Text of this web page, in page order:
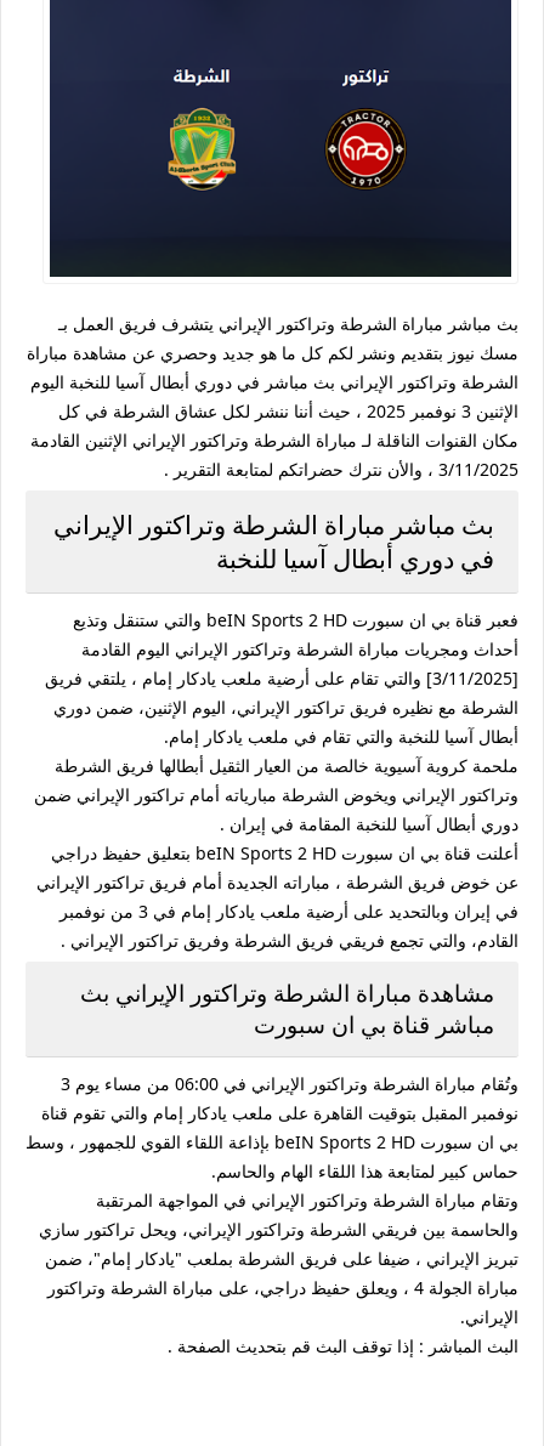
بث مباشر مباراة الشرطة وتراكتور الإيراني يتشرف فريق العمل بـ
مسك نيوز بتقديم ونشر لكم كل ما هو جديد وحصري عن مشاهدة مباراة
الشرطة وتراكتور الإيراني بث مباشر في دوري أبطال آسيا للنخبة اليوم
الإثنين 3 نوفمبر 2025 ، حيث أننا ننشر لكل عشاق الشرطة في كل
مكان القنوات الناقلة لـ مباراة الشرطة وتراكتور الإيراني الإثنين القادمة
3/11/2025 ، والأن نترك حضراتكم لمتابعة التقرير .
بث مباشر مباراة الشرطة وتراكتور الإيراني
في دوري أبطال آسيا للنخبة
فعبر قناة بي ان سبورت beIN Sports 2 HD والتي ستنقل وتذيع
أحداث ومجريات مباراة الشرطة وتراكتور الإيراني اليوم القادمة
[3/11/2025] والتي تقام على أرضية ملعب يادكار إمام ، يلتقي فريق
الشرطة مع نظيره فريق تراكتور الإيراني، اليوم الإثنين، ضمن دوري
أبطال آسيا للنخبة والتي تقام في ملعب يادكار إمام.
ملحمة كروية آسيوية خالصة من العيار الثقيل أبطالها فريق الشرطة
وتراكتور الإيراني ويخوض الشرطة مبارياته أمام تراكتور الإيراني ضمن
دوري أبطال آسيا للنخبة المقامة في إيران .
أعلنت قناة بي ان سبورت beIN Sports 2 HD بتعليق حفيظ دراجي
عن خوض فريق الشرطة ، مباراته الجديدة أمام فريق تراكتور الإيراني
في إيران وبالتحديد على أرضية ملعب يادكار إمام في 3 من نوفمبر
القادم، والتي تجمع فريقي فريق الشرطة وفريق تراكتور الإيراني .
مشاهدة مباراة الشرطة وتراكتور الإيراني بث
مباشر قناة بي ان سبورت
وتُقام مباراة الشرطة وتراكتور الإيراني في 06:00 من مساء يوم 3
نوفمبر المقبل بتوقيت القاهرة على ملعب يادكار إمام والتي تقوم قناة
بي ان سبورت beIN Sports 2 HD بإذاعة اللقاء القوي للجمهور ، وسط
حماس كبير لمتابعة هذا اللقاء الهام والحاسم.
وتقام مباراة الشرطة وتراكتور الإيراني في المواجهة المرتقبة
والحاسمة بين فريقي الشرطة وتراكتور الإيراني، ويحل تراكتور سازي
تبريز الإيراني ، ضيفا على فريق الشرطة بملعب "يادكار إمام"، ضمن
مباراة الجولة 4 ، ويعلق حفيظ دراجي، على مباراة الشرطة وتراكتور
الإيراني.
البث المباشر : إذا توقف البث قم بتحديث الصفحة .